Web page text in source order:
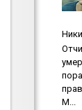
М...